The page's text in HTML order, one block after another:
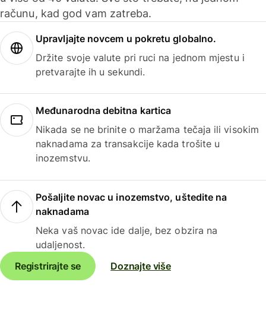
računu, kad god vam zatreba.
Upravljajte novcem u pokretu globalno.
Držite svoje valute pri ruci na jednom mjestu i
pretvarajte ih u sekundi.
Međunarodna debitna kartica
Nikada se ne brinite o maržama tečaja ili visokim
naknadama za transakcije kada trošite u
inozemstvu.
Pošaljite novac u inozemstvo, uštedite na
naknadama
Neka vaš novac ide dalje, bez obzira na
udaljenost.
Registrirajte se
Doznajte više